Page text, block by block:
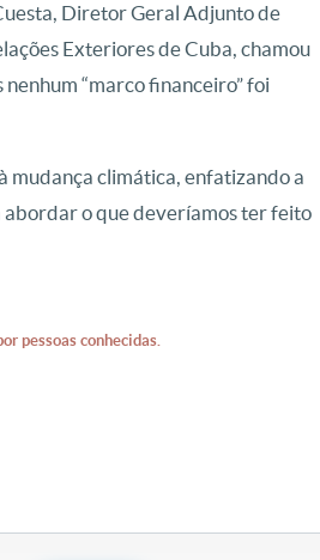
Diretor Geral Adjunto de
Exteriores de Cuba, chamou
“marco financeiro” foi
mudança climática, enfatizando a
abordar o que deveríamos ter feito
pessoas conhecidas.